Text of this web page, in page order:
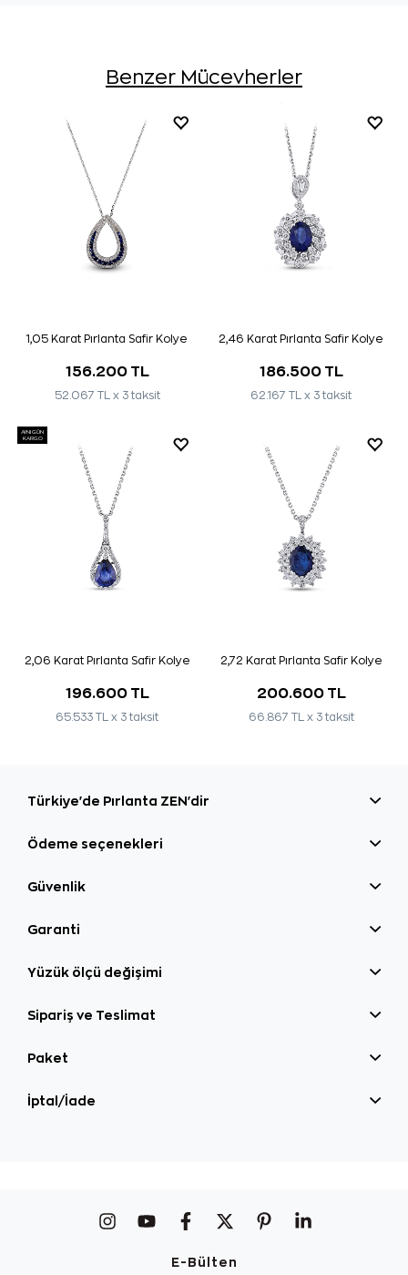
Benzer Mücevherler
1,05 Karat Pırlanta Safir Kolye
156.200 TL
52.067 TL x 3 taksit
2,46 Karat Pırlanta Safir Kolye
186.500 TL
62.167 TL x 3 taksit
AYNI GÜN
KARGO
2,06 Karat Pırlanta Safir Kolye
196.600 TL
65.533 TL x 3 taksit
2,72 Karat Pırlanta Safir Kolye
200.600 TL
66.867 TL x 3 taksit
Türkiye'de Pırlanta ZEN'dir
Ödeme seçenekleri
Güvenlik
Garanti
Yüzük ölçü değişimi
Sipariş ve Teslimat
Paket
İptal/İade
E-Bülten